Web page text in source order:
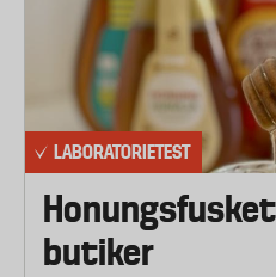
LABORATORIETEST
butiker